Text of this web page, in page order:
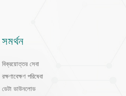
সমর্থন
বিক্রয়োত্তর সেবা
রক্ষণাবেক্ষণ পরিষেবা
ডেটা ডাউনলোড